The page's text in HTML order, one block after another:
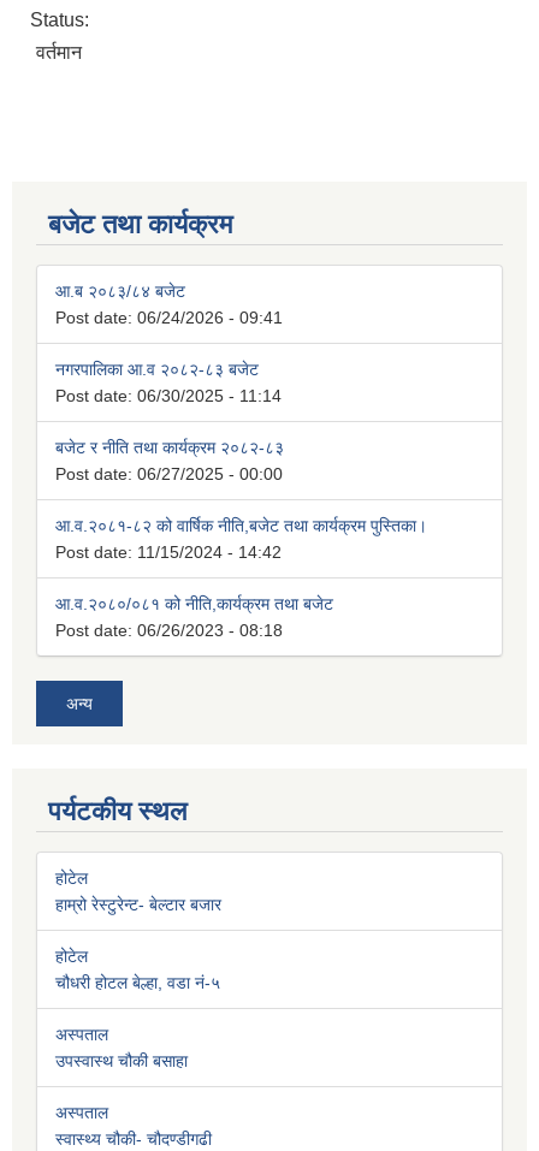
Status:
वर्तमान
बजेट तथा कार्यक्रम
आ.ब २०८३/८४ बजेट
Post date: 06/24/2026 - 09:41
नगरपालिका आ.व २०८२-८३ बजेट
Post date: 06/30/2025 - 11:14
बजेट र नीति तथा कार्यक्रम २०८२-८३
Post date: 06/27/2025 - 00:00
आ.व.२०८१-८२ को वार्षिक नीति,बजेट तथा कार्यक्रम पुस्तिका।
Post date: 11/15/2024 - 14:42
आ.व.२०८०/०८१ को नीति,कार्यक्रम तथा बजेट
Post date: 06/26/2023 - 08:18
अन्य
पर्यटकीय स्थल
होटेल
हाम्रो रेस्टुरेन्ट- बेल्टार बजार
होटेल
चौधरी होटल बेल्हा, वडा नं-५
अस्पताल
उपस्वास्थ चौकी बसाहा
अस्पताल
स्वास्थ्य चौकी- चौदण्डीगढी